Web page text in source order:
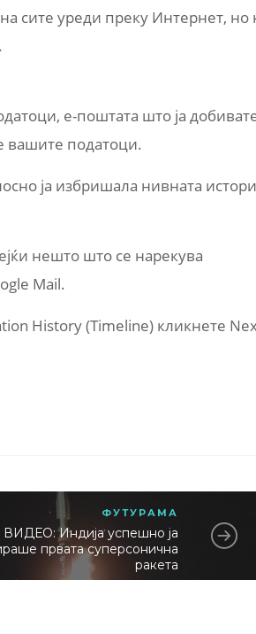
сите уреди преку Интернет, но
е-поштата што ја
вашите податоци.
ја избришала нивната
нешто што се нарекува
Mail.
History (Timeline) кликнете
ФУТУРАМА
ВИДЕО: Индија успешно ја
првата суперсонична
ракета